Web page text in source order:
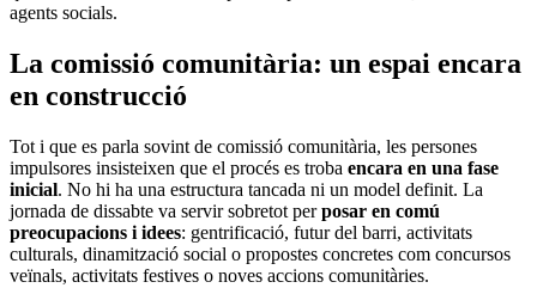
agents socials.
La comissió comunitària: un espai encara
en construcció
Tot i que es parla sovint de comissió comunitària, les persones
impulsores insisteixen que el procés es troba encara en una fase
inicial. No hi ha una estructura tancada ni un model definit. La
jornada de dissabte va servir sobretot perposar en comú
preocupacions i idees: gentrificació, futur del barri, activitats
culturals, dinamització social o propostes concretes com concursos
veïnals, activitats festives o noves accions comunitàries.